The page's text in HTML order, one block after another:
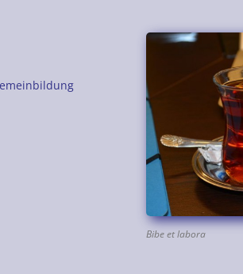
Bibe et labora